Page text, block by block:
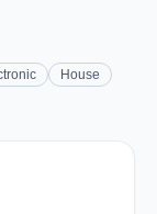
House